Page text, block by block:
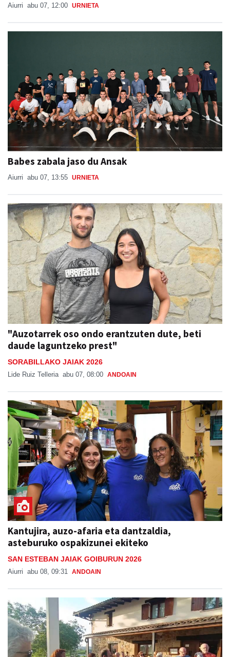
Aiurri abu 07, 12:00 URNIETA
Babes zabala jaso du Ansak
Aiurri abu 07, 13:55 URNIETA
"Auzotarrek oso ondo erantzuten dute, beti
daude laguntzeko prest"
SORABILLAKO JAIAK 2026
Lide Ruiz Telleria abu 07, 08:00 ANDOAIN
Kantujira, auzo-afaria eta dantzaldia,
asteburuko ospakizunei ekiteko
SAN ESTEBAN JAIAK GOIBURUN 2026
Aiurri abu 08, 09:31 ANDOAIN